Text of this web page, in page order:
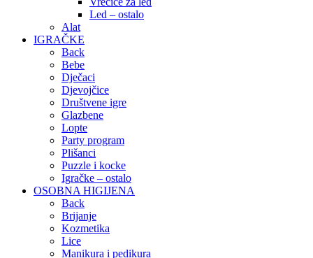
Led – ostalo
Alat
IGRAČKE
Back
Bebe
Dječaci
Djevojčice
Društvene igre
Glazbene
Lopte
Party program
Plišanci
Puzzle i kocke
Igračke – ostalo
OSOBNA HIGIJENA
Back
Brijanje
Kozmetika
Lice
Manikura i pedikura